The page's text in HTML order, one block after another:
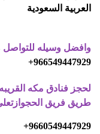
العربية السعودية
وافضل وسيله للتواصل
966549447929+
لحجز فنادق مكه
طريق فريق
+9660549447929